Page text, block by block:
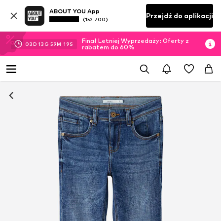
ABOUT YOU App
(152 700) Przejdź do aplikacji
03D 13 G 59M 19S
Finał Letniej Wyprzedaży: Oferty z
rabatem do 60%